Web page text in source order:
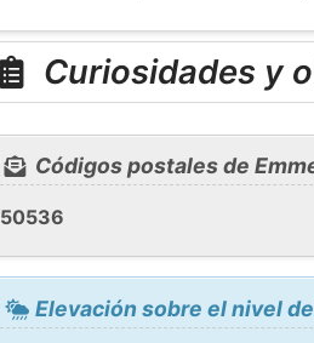
Curiosidades y
Códigos postales de
50536
Elevación sobre el nivel